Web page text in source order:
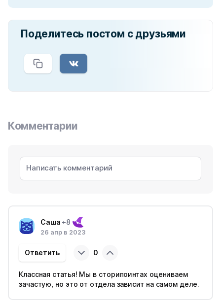
Поделитесь постом с друзьями
Комментарии
Саша +8
26 апр в 2023
0
Ответить
Классная статья! Мы в сторипоинтах оцениваем
зачастую, но это от отдела зависит на самом деле.